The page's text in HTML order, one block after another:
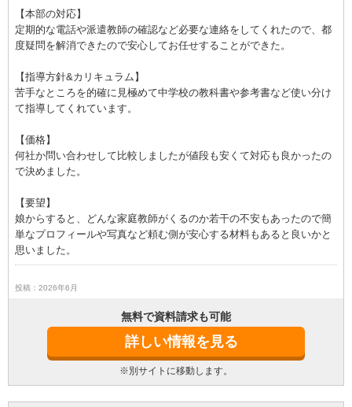
【本部の対応】
定期的な電話や派遣教師の確認など必要な連絡をしてくれたので、都
度疑問を解消できたので安心してお任せすることができた。
【指導方針&カリキュラム】
苦手なところを的確に見極めて中学校の教科書や参考書など使い分け
て指導してくれています。
【価格】
何社か問い合わせして比較しましたが値段も安くて対応も良かったの
で決めました。
【要望】
娘からすると、どんな家庭教師がくるのか若干の不安もあったので簡
単なプロフィールや写真など頼む側が安心する材料もあると良いかと
思いました。
投稿：2026年6月
無料で資料請求も可能
詳しい情報を見る
※別サイトに移動します。